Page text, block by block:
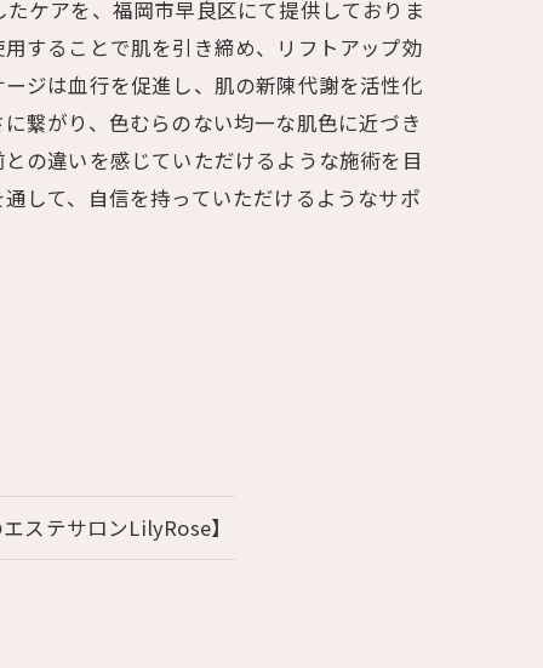
ケアを、福岡市早良区にて提供しておりま
することで肌を引き締め、リフトアップ効
ジは血行を促進し、肌の新陳代謝を活性化
繋がり、色むらのない均一な肌色に近づき
の違いを感じていただけるような施術を目
して、自信を持っていただけるようなサポ
ステサロンLilyRose】